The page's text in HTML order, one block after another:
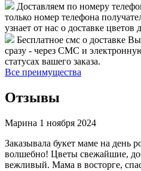
Доставляем по номеру
только номер телефона
узнает от нас о доставке
Бесплатное смс о доставке Вы
сразу - через СМС и
статусах вашего заказа.
Все преимущества
Отзывы
Марина 1 ноября 2024
Заказывала букет маме на день
волшебно! Цветы свежайшие,
вежливый. Мама в восторге,